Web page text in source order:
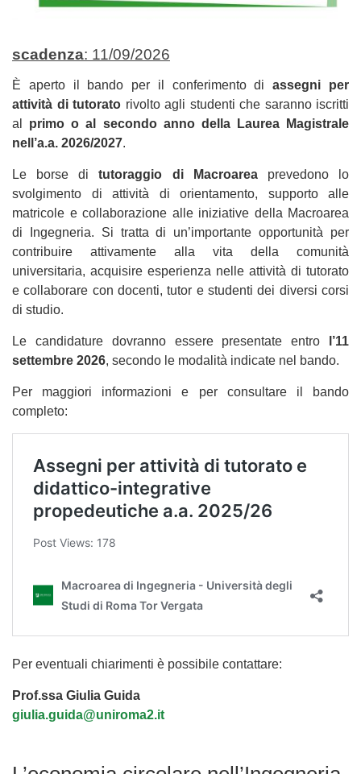
scadenza: 11/09/2026
È aperto il bando per il conferimento diassegni per
attività di tutorato rivolto agli studenti che saranno iscritti
al primo o al secondo anno della Laurea Magistrale
nell’a.a. 2026/2027.
Le borse ditutoraggio di Macroareaprevedono lo
svolgimento di attività di orientamento, supporto alle
matricole e collaborazione alle iniziative della Macroarea
di Ingegneria. Si tratta di un’importante opportunità per
contribuire attivamente alla vita della comunità
universitaria, acquisire esperienza nelle attività di tutorato
e collaborare con docenti, tutor e studenti dei diversi corsi
di studio.
Le candidature dovranno essere presentate entro
l’11
settembre 2026, secondo le modalità indicate nel bando.
Per maggiori informazioni e per consultare il bando
completo:
Per eventuali chiarimenti è possibile contattare:
Prof.ssa Giulia Guida
giulia.guida@uniroma2.it